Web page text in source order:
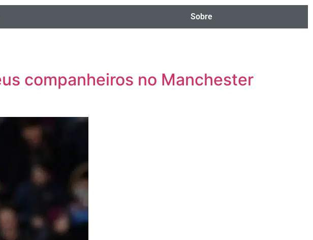
Sobre
companheiros no Manchester